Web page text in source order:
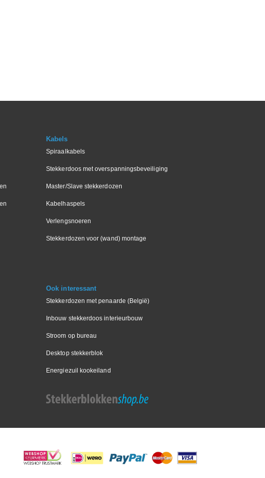
Kabels
Spiraalkabels
Stekkerdoos met overspanningsbeveiliging
Master/Slave stekkerdozen
Kabelhaspels
Verlengsnoeren
Stekkerdozen voor (wand) montage
Ook interessant
Stekkerdozen met penaarde (België)
Inbouw stekkerdoos interieurbouw
Stroom op bureau
Desktop stekkerblok
Energiezuil kookeiland